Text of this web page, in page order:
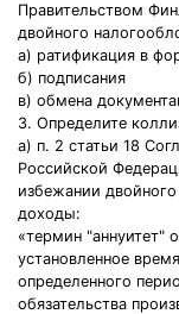
Правительством
двойного
а) ратификация в
б) подписания
в) обмена
3. Определите
а) п. 2 статьи 18
Российской
избежании
доходы:
«термин "аннуитет"
установленное
определенного
обязательства